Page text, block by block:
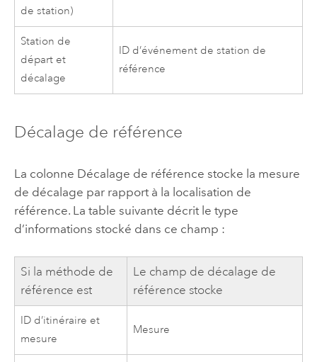
de station)
Station de
départ et
décalage
ID d’événement de station de
référence
Décalage de référence
La colonne Décalage de référence stocke la mesure
de décalage par rapport à la localisation de
référence. La table suivante décrit le type
d’informations stocké dans ce champ :
Si la méthode de
référence est
Le champ de décalage de
référence stocke
ID d’itinéraire et
mesure
Mesure